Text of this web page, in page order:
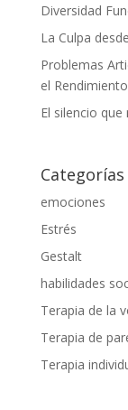
Diversidad
La Culpa
Problemas
el
El silencio que
Categorías
emociones
Estrés
Gestalt
habilidades
Terapia de la
Terapia de
Terapia